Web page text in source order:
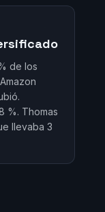
de los
%. Thomas
llevaba 3